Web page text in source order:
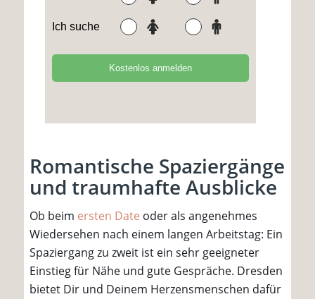
Romantische Spaziergänge
und traumhafte Ausblicke
Ob beim ersten Date oder als angenehmes
Wiedersehen nach einem langen Arbeitstag: Ein
Spaziergang zu zweit ist ein sehr geeigneter
Einstieg für Nähe und gute Gespräche. Dresden
bietet Dir und Deinem Herzensmenschen dafür